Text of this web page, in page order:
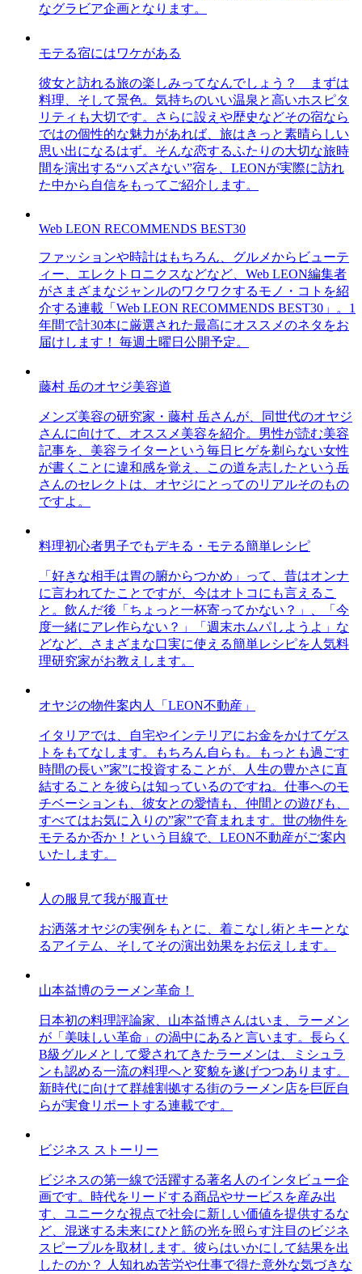
なグラビア企画となります。
モテる宿にはワケがある
彼女と訪れる旅の楽しみってなんでしょう？ まずは
料理、そして景色。気持ちのいい温泉と高いホスピタ
リティも大切です。さらに設えや歴史などその宿なら
ではの個性的な魅力があれば、旅はきっと素晴らしい
思い出になるはず。そんな恋するふたりの大切な旅時
間を演出する“ハズさない”宿を、LEONが実際に訪れ
た中から自信をもってご紹介します。
Web LEON RECOMMENDS BEST30
ファッションや時計はもちろん、グルメからビューテ
ィー、エレクトロニクスなどなど、Web LEON編集者
がさまざまなジャンルのワクワクするモノ・コトを紹
介する連載「Web LEON RECOMMENDS BEST30」。1
年間で計30本に厳選された最高にオススメのネタをお
届けします！ 毎週土曜日公開予定。
藤村 岳のオヤジ美容道
メンズ美容の研究家・藤村 岳さんが、同世代のオヤジ
さんに向けて、オススメ美容を紹介。男性が読む美容
記事を、美容ライターという毎日ヒゲを剃らない女性
が書くことに違和感を覚え、この道を志したという岳
さんのセレクトは、オヤジにとってのリアルそのもの
ですよ。
料理初心者男子でもデキる・モテる簡単レシピ
「好きな相手は胃の腑からつかめ」って、昔はオンナ
に言われてたことですが、今はオトコにも言えるこ
と。飲んだ後「ちょっと一杯寄ってかない？」、「今
度一緒にアレ作らない？」「週末ホムパしようよ」な
どなど、さまざまな口実に使える簡単レシピを人気料
理研究家がお教えします。
オヤジの物件案内人「LEON不動産」
イタリアでは、自宅やインテリアにお金をかけてゲス
トをもてなします。もちろん自らも。もっとも過ごす
時間の長い”家”に投資することが、人生の豊かさに直
結することを彼らは知っているのですね。仕事へのモ
チベーションも、彼女との愛情も、仲間との遊びも、
すべてはお気に入りの”家”で育まれます。世の物件を
モテるか否か！という目線で、LEON不動産がご案内
いたします。
人の服見て我が服直せ
お洒落オヤジの実例をもとに、着こなし術とキーとな
るアイテム、そしてその演出効果をお伝えします。
山本益博のラーメン革命！
日本初の料理評論家、山本益博さんはいま、ラーメン
が「美味しい革命」の渦中にあると言います。長らく
B級グルメとして愛されてきたラーメンは、ミシュラ
ンも認める一流の料理へと変貌を遂げつつあります。
新時代に向けて群雄割拠する街のラーメン店を巨匠自
らが実食リポートする連載です。
ビジネス ストーリー
ビジネスの第一線で活躍する著名人のインタビュー企
画です。時代をリードする商品やサービスを産み出
す、ユニークな視点で社会に新しい価値を提供するな
ど、混迷する未来にひと筋の光を照らす注目のビジネ
スピープルを取材します。彼らはいかにして結果を出
したのか？ 人知れぬ苦労や仕事で得た意外な気づきな